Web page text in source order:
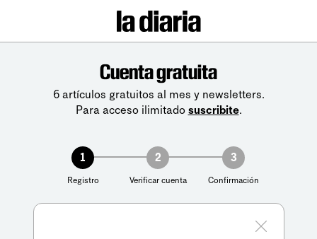
Cuenta gratuita
6 artículos gratuitos al mes y newsletters.
Para acceso ilimitado suscribite.
1
Registro
2
Verificar cuenta
3
Confirmación